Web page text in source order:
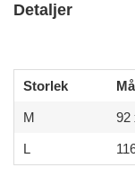
Detaljer
Storlek
M 92
L